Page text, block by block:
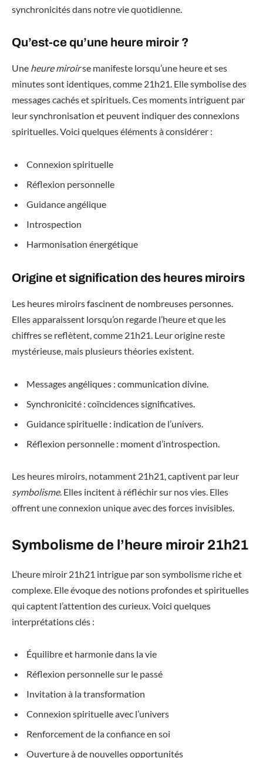
synchronicités dans notre vie quotidienne.
Qu’est-ce qu’une heure miroir ?
Une heure miroirse manifeste lorsqu’une heure et ses
minutes sont identiques, comme 21h21. Elle symbolise des
messages cachés et spirituels. Ces moments intriguent par
leur synchronisation et peuvent indiquer des connexions
spirituelles. Voici quelques éléments à considérer :
Connexion spirituelle
Réflexion personnelle
Guidance angélique
Introspection
Harmonisation énergétique
Origine et signification des heures miroirs
Les heures miroirs fascinent de nombreuses personnes.
Elles apparaissent lorsqu’on regarde l’heure et que les
chiffres se reflètent, comme 21h21. Leur origine reste
mystérieuse, mais plusieurs théories existent.
Messages angéliques : communication divine.
Synchronicité : coïncidences significatives.
Guidance spirituelle : indication de l’univers.
Réflexion personnelle : moment d’introspection.
Les heures miroirs, notamment 21h21, captivent par leur
symbolisme. Elles incitent à réfléchir sur nos vies. Elles
offrent une connexion unique avec des forces invisibles.
Symbolisme de l’heure miroir 21h21
L’heure miroir 21h21 intrigue par son symbolisme riche et
complexe. Elle évoque des notions profondes et spirituelles
qui captent l’attention des curieux. Voici quelques
interprétations clés :
Équilibre et harmonie dans la vie
Réflexion personnelle sur le passé
Invitation à la transformation
Connexion spirituelle avec l’univers
Renforcement de la confiance en soi
Ouverture à de nouvelles opportunités